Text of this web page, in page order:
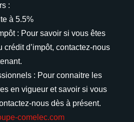
:
à 5.5%
: Pour savoir si vous êtes
crédit d’impôt, contactez-nous
: Pour connaitre les
en vigueur et savoir si vous
nous dès à présent.
comelec.com